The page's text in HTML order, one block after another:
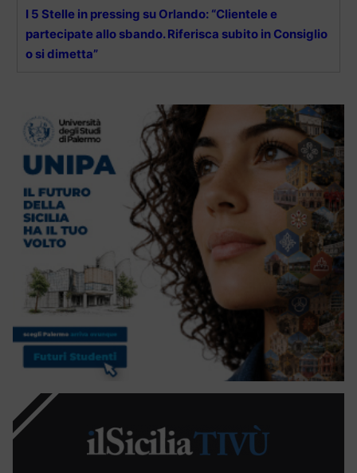
I 5 Stelle in pressing su Orlando: “Clientele e
partecipate allo sbando. Riferisca subito in Consiglio
o si dimetta”